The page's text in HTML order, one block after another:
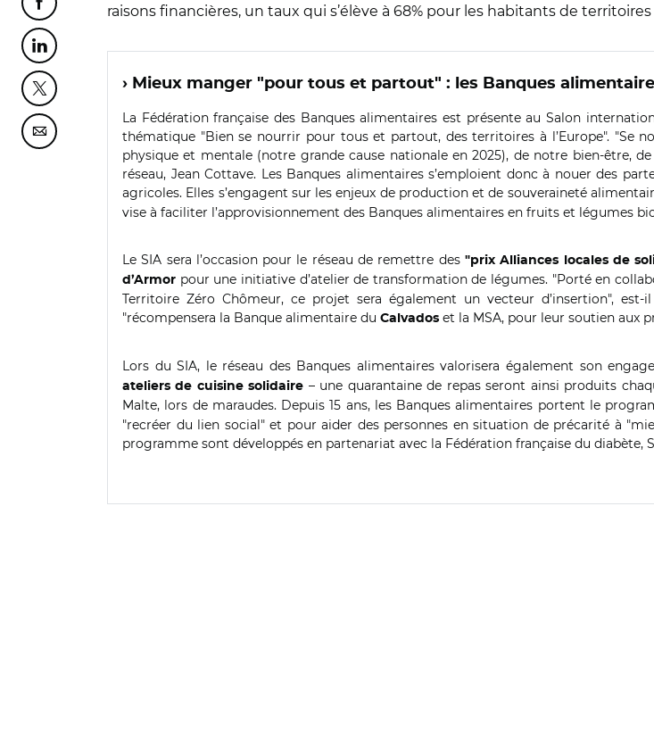
Partager cette page sur Facebook
Partager cette page sur Linkedin
Partager cette page sur Twitter
Partager cette page sur Courriel
raisons financières, un taux qui s’élève à 68% pour les habitants de territoires
› Mieux manger "pour tous et partout" : les Banques
La Fédération française des Banques alimentaires est présente au Salon
thématique "Bien se nourrir pour tous et partout, des territoires à l’Europe". "Se
physique et mentale (notre grande cause nationale en 2025), de notre bien-être,
réseau, Jean Cottave. Les Banques alimentaires s’emploient donc à nouer des
agricoles. Elles s’engagent sur les enjeux de production et de souveraineté
vise à faciliter l’approvisionnement des Banques alimentaires en fruits et légumes
Le SIA sera l’occasion pour le réseau de remettre des "prix Alliances locales de
d’Armor pour une initiative d’atelier de transformation de légumes. "Porté en
Territoire Zéro Chômeur, ce projet sera également un vecteur d’insertion",
"récompensera la Banque alimentaire du Calvados et la MSA, pour leur soutien aux
Lors du SIA, le réseau des Banques alimentaires valorisera également son
ateliers de cuisine solidaire – une quarantaine de repas seront ainsi produits
Malte, lors de maraudes. Depuis 15 ans, les Banques alimentaires portent le
"recréer du lien social" et pour aider des personnes en situation de précarité à
programme sont développés en partenariat avec la Fédération française du